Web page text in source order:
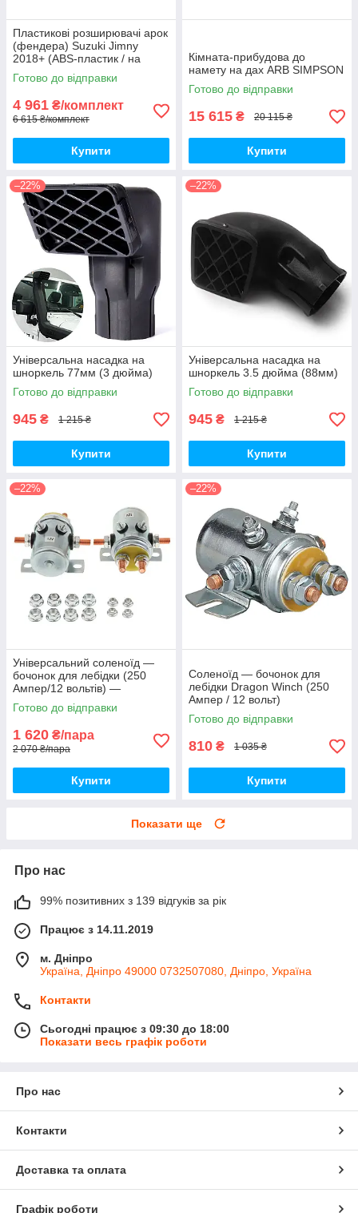
Пластикові розширювачі арок
(фендера) Suzuki Jimny
2018+ (ABS-пластик / на
скотчі 3М)
Готово до відправки
4 961 ₴/комплект
6 615 ₴/комплект
Купити
Кімната-прибудова до
намету на дах ARB SIMPSON
Готово до відправки
15 615 ₴ 20 115 ₴
Купити
–22%
Універсальна насадка на
шноркель 77мм (3 дюйма)
Готово до відправки
945 ₴ 1 215 ₴
Купити
–22%
Універсальна насадка на
шноркель 3.5 дюйма (88мм)
Готово до відправки
945 ₴ 1 215 ₴
Купити
–22%
Універсальний соленоїд —
бочонок для лебідки (250
Ампер/12 вольтів) —
комплект 2 штуки
Готово до відправки
1 620 ₴/пара
2 070 ₴/пара
Купити
–22%
Соленоїд — бочонок для
лебідки Dragon Winch (250
Ампер / 12 вольт)
Готово до відправки
810 ₴ 1 035 ₴
Купити
Показати ще
Про нас
99% позитивних з 139 відгуків за рік
Працює з 14.11.2019
м. Дніпро
Україна, Дніпро 49000 0732507080, Дніпро, Україна
Контакти
Сьогодні працює з 09:30 до 18:00
Показати весь графік роботи
Про нас
Контакти
Доставка та оплата
Графік роботи